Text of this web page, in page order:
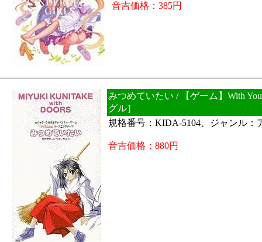
音吉価格：385円
みつめていたい / 【ゲーム】With
グル］
規格番号：KIDA-5104、ジャンル：
音吉価格：880円